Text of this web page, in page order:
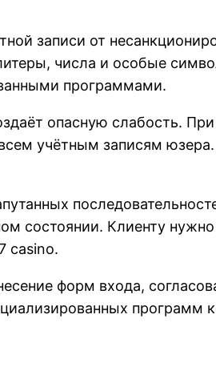
записи от
числа и особые
программами.
опасную слабость.
учётным записям
состоянии. Клиенту
casino.
форм входа,
программ